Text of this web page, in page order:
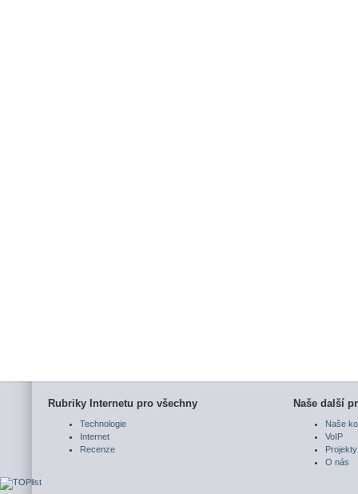
Rubriky Internetu pro všechny
Technologie
Internet
Recenze
Naše další
Naše
VoIP
Projekty
O nás